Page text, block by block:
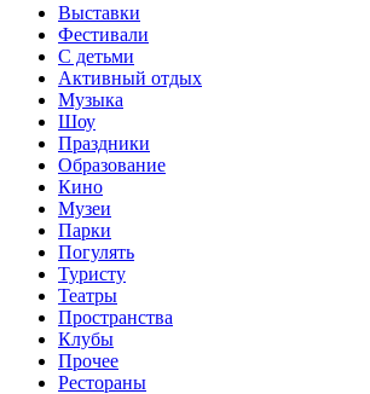
Выставки
Фестивали
С детьми
Активный отдых
Музыка
Шоу
Праздники
Образование
Кино
Музеи
Парки
Погулять
Туристу
Театры
Пространства
Клубы
Прочее
Рестораны